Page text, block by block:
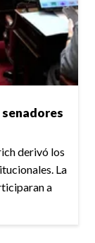
derivó los
La
a